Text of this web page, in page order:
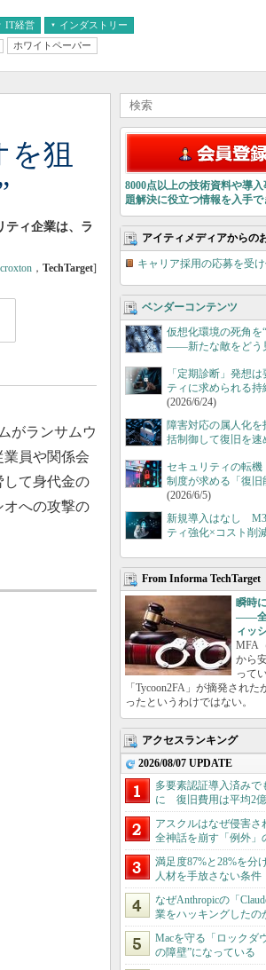
IT経営 インダストリー
ホワイトペーパー
狙
ティ企業は、ラ
， TechTarget]
がランサムウ
員や関係会
して身代金の
オへの攻撃の
8000点以上の技術資料や導
題解決に役立つ情報を入手で
アイティメディアからの
キャリア採用の応募を受
ベンダーコンテンツ
仮想化環境の死角を
――新たな敵をどう
「定期診断」発想
ティに求められる持
(2026/6/24)
障害対応の属人化
括制御して復旧を速
セキュリティの転
制度が求める「復旧
(2026/6/5)
新規導入はなし
ティ強化×コスト削
From Informa TechTarget
瞬時
――全
ィッ
MFA
から
って
「Tycoon2FA」が摘発され
ったというわけではない。
アクセスランキング
2026/08/07 UPDATE
多要素認証導入済み
に 復旧費用は平均2億
アスクルはなぜ侵害
全神話を崩す「例外」
満足度87%と28%を
人材を手放さない条件
なぜAnthropicの「
業をハッキングしたの
Macを守る「ロックダ
の障壁”になっている